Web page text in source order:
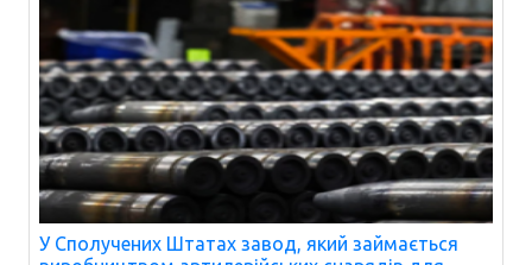
У Сполучених Штатах завод, який займається